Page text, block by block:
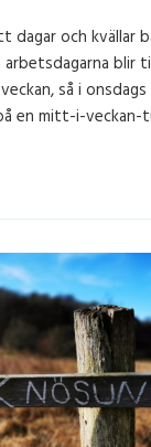
dagar och kvällar
blir
så i
en mitt-i-